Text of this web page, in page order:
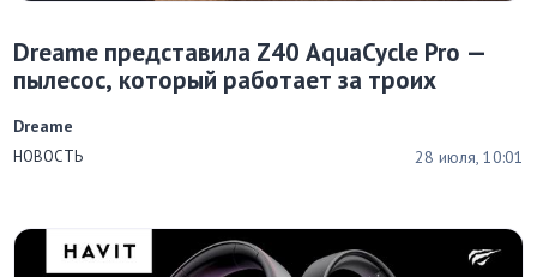
Dreame представила Z40 AquaCycle Pro —
пылесос, который работает за троих
НОВОСТЬ 28 июля, 10:01
Dreame